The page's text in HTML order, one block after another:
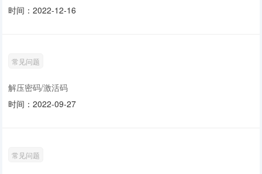
时间：2022-12-16
常见问题
解压密码/激活码
时间：2022-09-27
常见问题